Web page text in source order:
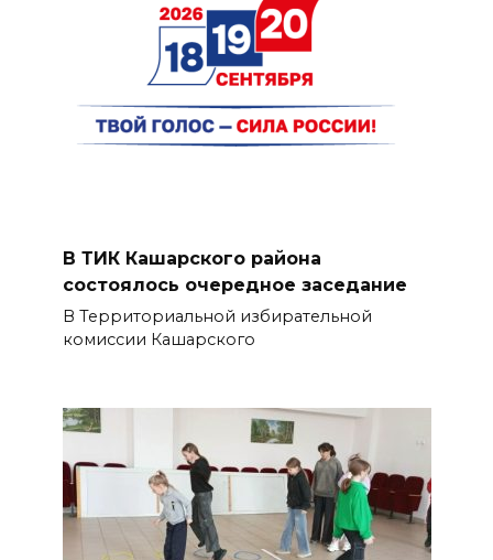
В ТИК Кашарского района
состоялось очередное заседание
В Территориальной избирательной
комиссии Кашарского